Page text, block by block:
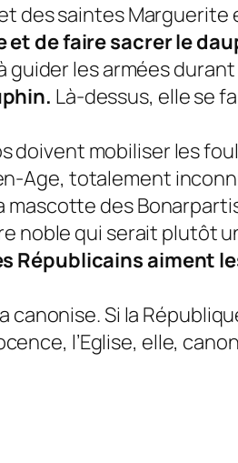
des saintes Marguerite
et de faire sacrer le
guider les armées
Là-dessus, elle se
doivent mobiliser les
Age, totalement
des
noble qui serait plutôt
Républicains aiment
canonise. Si la
l’Eglise, elle,